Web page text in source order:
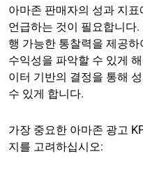
아마존 판매자의 성과 지
언급하는 것이 필요합니다
행 가능한 통찰력을 제공
수익성을 파악할 수 있게
이터 기반의 결정을 통해
수 있게 합니다.
가장 중요한 아마존 광고
지를 고려하십시오: